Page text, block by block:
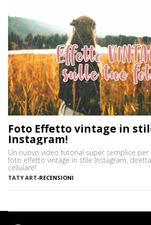
Foto Effetto vintage in
Instagram!
Un nuovo video tutorial super semplice per
foto effetto vintage in stile Instagram,
cellulare!
TATY ART-RECENSIONI